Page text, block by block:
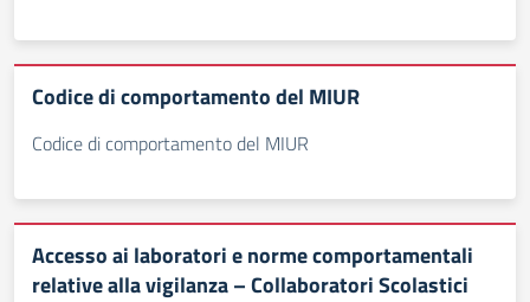
Codice di comportamento del MIUR
Codice di comportamento del MIUR
Accesso ai laboratori e norme comportamentali
relative alla vigilanza – Collaboratori Scolastici